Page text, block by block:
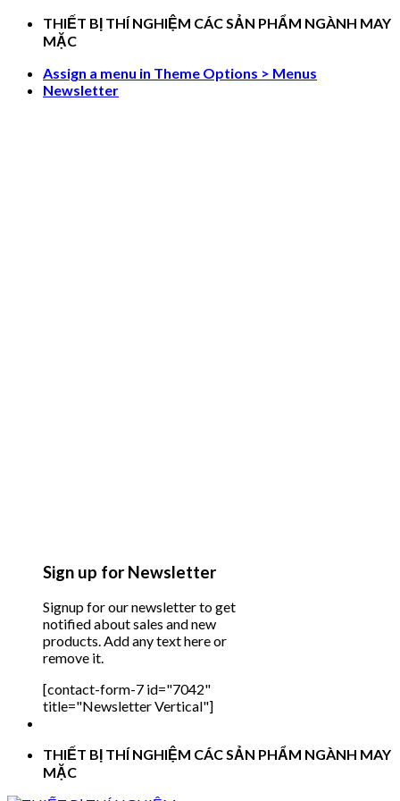
Skip
THIẾT BỊ THÍ NGHIỆM CÁC SẢN PHẨM NGÀNH MAY
MẶC
Assign a menu in Theme Options > Menus
Newsletter
Sign up for Newsletter
Signup for our newsletter to get
notified about sales and new
products. Add any text here or
remove it.
[contact-form-7 id="7042"
title="Newsletter Vertical"]
THIẾT BỊ THÍ NGHIỆM CÁC SẢN PHẨM NGÀNH MAY
MẶC